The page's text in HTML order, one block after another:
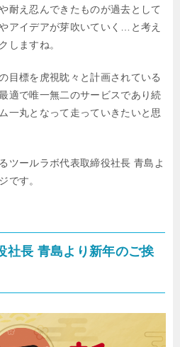
耐え忍んできたものが過去として
アイデアが芽吹いていく…と考え
しますね。
目標を虎視眈々と計画されている
適で唯一無二のサービスであり続
一丸となって走っていきたいと思
ツールラボ代表取締役社長 青島よ
です。
社長 青島より新年のご挨